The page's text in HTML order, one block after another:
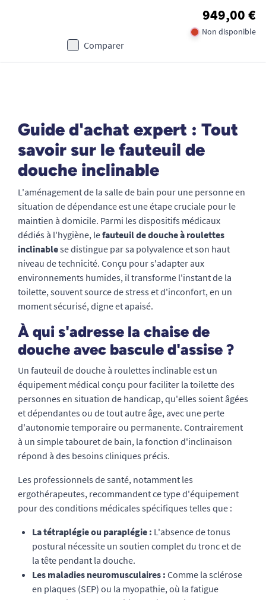
949,00 €
Non disponible
Comparer
Guide d'achat expert : Tout
savoir sur le fauteuil de
douche inclinable
L'aménagement de la salle de bain pour une personne en
situation de dépendance est une étape cruciale pour le
maintien à domicile. Parmi les dispositifs médicaux
dédiés à l'hygiène, lefauteuil de douche à roulettes
inclinablese distingue par sa polyvalence et son haut
niveau de technicité. Conçu pour s'adapter aux
environnements humides, il transforme l'instant de la
toilette, souvent source de stress et d'inconfort, en un
moment sécurisé, digne et apaisé.
À qui s'adresse la chaise de
douche avec bascule d'assise ?
Un fauteuil de douche à roulettes inclinable est un
équipement médical conçu pour faciliter la toilette des
personnes en situation de handicap, qu'elles soient âgées
et dépendantes ou de tout autre âge, avec une perte
d'autonomie temporaire ou permanente. Contrairement
à un simple tabouret de bain, la fonction d'inclinaison
répond à des besoins cliniques précis.
Les professionnels de santé, notamment les
ergothérapeutes, recommandent ce type d'équipement
pour des conditions médicales spécifiques telles que :
La tétraplégie ou paraplégie : L'absence de tonus
postural nécessite un soutien complet du tronc et de
la tête pendant la douche.
Les maladies neuromusculaires : Comme la sclérose
en plaques (SEP) ou la myopathie, où la fatigue